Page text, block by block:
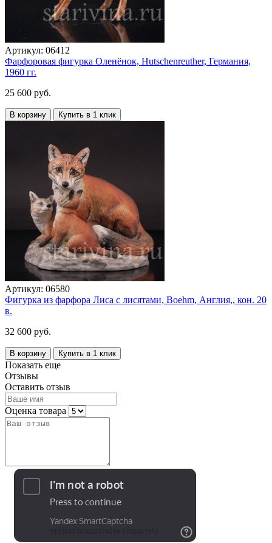
Артикул: 06412
Фарфоровая фигурка Оленёнок, Hutschenreuther, Германия,
1960 гг.
25 600 руб.
В корзину Купить в 1 клик
Артикул: 06580
Фигурка из фарфора Лиса с лисятами, Boehm, Англия,, кон. 20
в.
32 600 руб.
В корзину Купить в 1 клик
Показать еще
Отзывы
Оставить отзыв
Оценка товара